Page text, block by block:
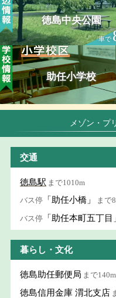
徳島中央公園
車で
助任小学校
メゾン・プ
交通
徳島駅 まで1010m
バス停 「助任小橋」 まで
バス停 「助任本町五丁目
暮らし・文化
徳島助任郵便局 まで140m
徳島信用金庫 渭北支店